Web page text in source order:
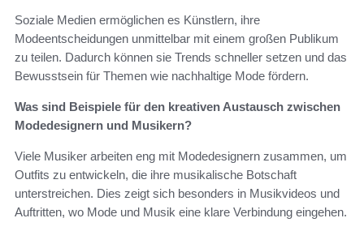
Soziale Medien ermöglichen es Künstlern, ihre
Modeentscheidungen unmittelbar mit einem großen Publikum
zu teilen. Dadurch können sie Trends schneller setzen und das
Bewusstsein für Themen wie nachhaltige Mode fördern.
Was sind Beispiele für den kreativen Austausch zwischen
Modedesignern und Musikern?
Viele Musiker arbeiten eng mit Modedesignern zusammen, um
Outfits zu entwickeln, die ihre musikalische Botschaft
unterstreichen. Dies zeigt sich besonders in Musikvideos und
Auftritten, wo Mode und Musik eine klare Verbindung eingehen.